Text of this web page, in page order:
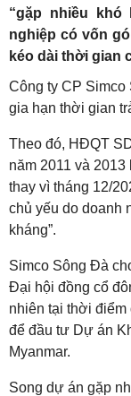
“gặp nhiều khó
nghiệp có vốn
kéo dài thời gian
Công ty CP
gia hạn thời gian
Theo đó, HĐQT
năm 2011 và
thay vì tháng 12/
chủ yếu do doanh
kháng”.
Simco Sông Đà
Đại hội đồng cổ
nhiên tại thời điểm
để đầu tư Dự án
Myanmar.
Song dự án gặp